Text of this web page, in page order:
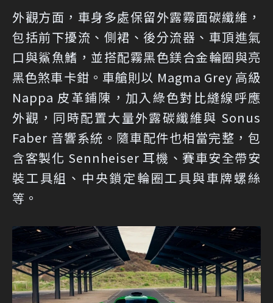
外觀方面，車身多處保留外露霧面碳纖維，
包括前下擾流、側裙、後分流器、車頂進氣
口與鯊魚鰭，並搭配霧黑色鎂合金輪圈與亮
黑色煞車卡鉗。車艙則以 Magma Grey 高級
Nappa 皮革鋪陳，加入綠色對比縫線呼應
外觀，同時配置大量外露碳纖維與 Sonus
Faber 音響系統。隨車配件也相當完整，包
含客製化 Sennheiser 耳機、賽車安全帶安
裝工具組、中央鎖定輪圈工具與車牌螺絲
等。